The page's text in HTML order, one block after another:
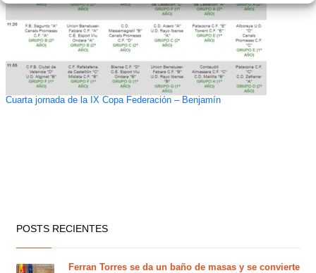
Cuarta jornada de la IX Copa Federación – Benjamín
POSTS RECIENTES
Ferran Torres se da un baño de masas y se convierte